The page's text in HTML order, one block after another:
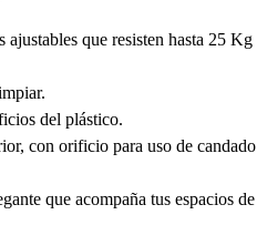
ajustables que resisten hasta 25 Kg
del plástico.
con orificio para uso de candado
que acompaña tus espacios de